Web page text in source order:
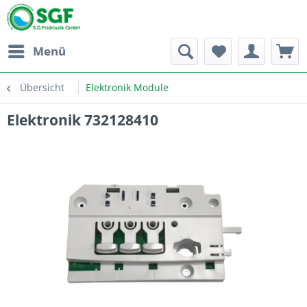
Menü
Übersicht Elektronik Module
Elektronik 732128410